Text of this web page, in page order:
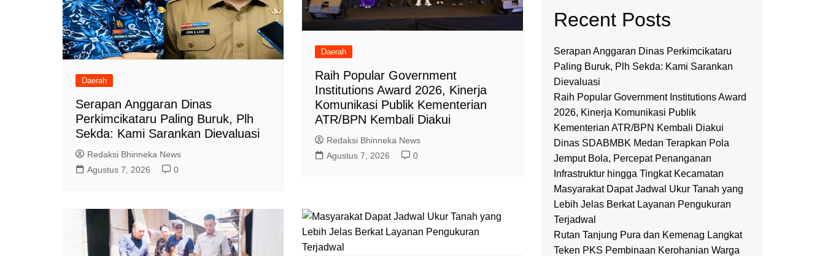
Daerah
Serapan Anggaran Dinas
Perkimcikataru Paling Buruk, Plh
Sekda: Kami Sarankan Dievaluasi
Redaksi Bhinneka News
Agustus 7, 2026
0
Daerah
Raih Popular Government
Institutions Award 2026, Kinerja
Komunikasi Publik Kementerian
ATR/BPN Kembali Diakui
Redaksi Bhinneka News
Agustus 7, 2026
0
Recent Posts
Serapan Anggaran Dinas Perkimcikataru
Paling Buruk, Plh Sekda: Kami Sarankan
Dievaluasi
Raih Popular Government Institutions Award
2026, Kinerja Komunikasi Publik
Kementerian ATR/BPN Kembali Diakui
Dinas SDABMBK Medan Terapkan Pola
Jemput Bola, Percepat Penanganan
Infrastruktur hingga Tingkat Kecamatan
Masyarakat Dapat Jadwal Ukur Tanah yang
Lebih Jelas Berkat Layanan Pengukuran
Terjadwal
Rutan Tanjung Pura dan Kemenag Langkat
Teken PKS Pembinaan Kerohanian Warga